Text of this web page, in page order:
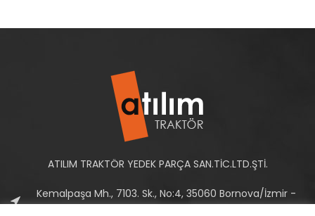
ATILIM TRAKTÖR YEDEK PARÇA SAN.TİC.LTD.ŞTİ.
Kemalpaşa Mh., 7103. Sk., No:4, 35060 Bornova/İzmir -